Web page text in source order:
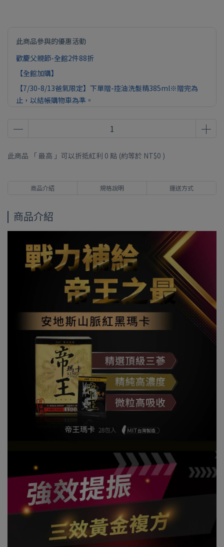
此商品參與的優惠活動
歡慶父親節-全館2件88折
【全館加購】
【7/30-8/13爸氣限定】下單贈-控油洗髮精385ml※贈完為
止，以結帳購物車為準。
送帝王瑪卡(28包) ※贈完為止，以結帳購物車為準。
此商品 「 最高 」可以折抵紅利 0 點 (約等於 NT$0 )
商品介紹 規格說明 運送方式
商品介紹